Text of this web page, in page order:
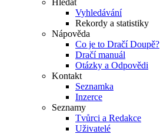
Vyhledávání
Rekordy a statistiky
Nápověda
Co je to Dračí Doupě?
Dračí manuál
Otázky a Odpovědi
Kontakt
Seznamka
Inzerce
Seznamy
Tvůrci a Redakce
Uživatelé